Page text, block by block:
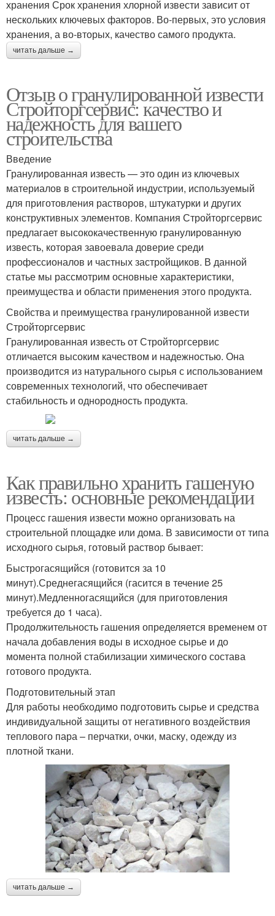
хранения Срок хранения хлорной извести зависит от
нескольких ключевых факторов. Во-первых, это условия
хранения, а во-вторых, качество самого продукта.
читать дальше →
Отзыв о гранулированной извести
Стройторгсервис: качество и
надежность для вашего
строительства
Введение
Гранулированная известь — это один из ключевых
материалов в строительной индустрии, используемый
для приготовления растворов, штукатурки и других
конструктивных элементов. Компания Стройторгсервис
предлагает высококачественную гранулированную
известь, которая завоевала доверие среди
профессионалов и частных застройщиков. В данной
статье мы рассмотрим основные характеристики,
преимущества и области применения этого продукта.
Свойства и преимущества гранулированной извести
Стройторгсервис
Гранулированная известь от Стройторгсервис
отличается высоким качеством и надежностью. Она
производится из натурального сырья с использованием
современных технологий, что обеспечивает
стабильность и однородность продукта.
читать дальше →
Как правильно хранить гашеную
известь: основные рекомендации
Процесс гашения извести можно организовать на
строительной площадке или дома. В зависимости от типа
исходного сырья, готовый раствор бывает:
Быстрогасящийся (готовится за 10
минут).Среднегасящийся (гасится в течение 25
минут).Медленногасящийся (для приготовления
требуется до 1 часа).
Продолжительность гашения определяется временем от
начала добавления воды в исходное сырье и до
момента полной стабилизации химического состава
готового продукта.
Подготовительный этап
Для работы необходимо подготовить сырье и средства
индивидуальной защиты от негативного воздействия
теплового пара – перчатки, очки, маску, одежду из
плотной ткани.
читать дальше →